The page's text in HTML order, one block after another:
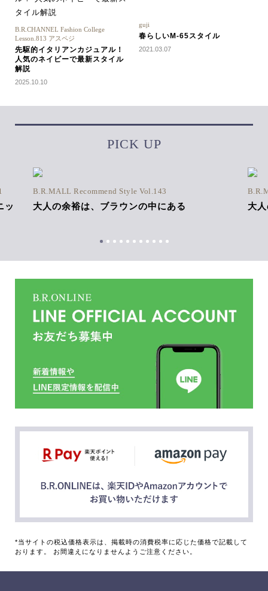
B.R.CHANNEL Fashion College
Lesson.813 アスペジ
先駆的イタリアンカジュアル！
人気のネイビーで最新スタイル
解説
2025.10.10
guji
春らしいM-65スタイル
2021.03.07
PICK UP
ッ
B.R.MALL Recommend Style Vol.143
大人の余裕は、ブラウンの中にある 大
*当サイトの税込価格表示は、掲載時の消費税率に応じた価格で記載して
おります。 お間違えになりませんようご注意ください。